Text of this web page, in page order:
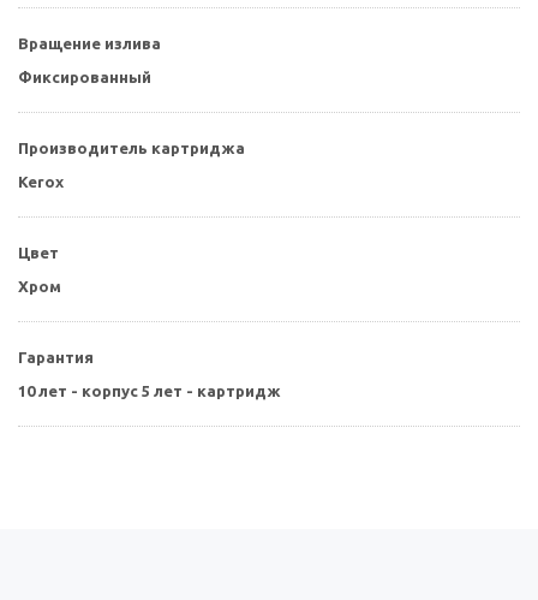
Вращение излива
Фиксированный
Производитель картриджа
Kerox
Цвет
Хром
Гарантия
10 лет - корпус 5 лет - картридж